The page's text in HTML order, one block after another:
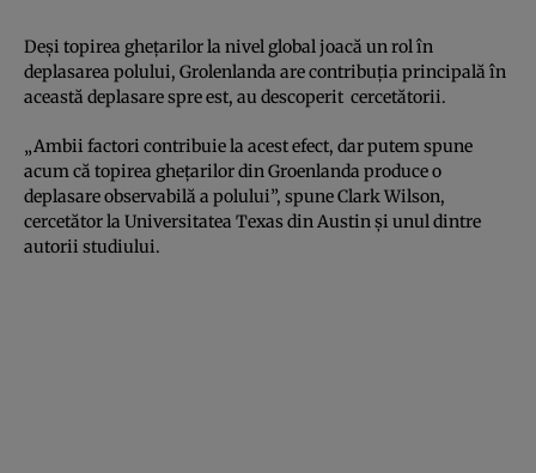
Deşi topirea gheţarilor la nivel global joacă un rol în
deplasarea polului, Grolenlanda are contribuţia principală în
această deplasare spre est, au descoperit cercetătorii.
„Ambii factori contribuie la acest efect, dar putem spune
acum că topirea gheţarilor din Groenlanda produce o
deplasare observabilă a polului”, spune Clark Wilson,
cercetător la Universitatea Texas din Austin şi unul dintre
autorii studiului.